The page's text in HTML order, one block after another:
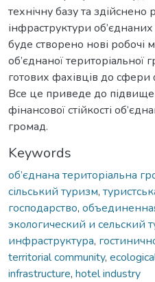
технічну базу та здійснено
інфраструктури
буде створено нові робочі
об’єднаної
готових фахівців до
Все це приведе до
фінансової стійкості
громад.
Keywords
об’єднана територіальна
сільський туризм,
господарство,
экологический и сельский
инфраструктура,
territorial community,
infrastructure, hotel industry